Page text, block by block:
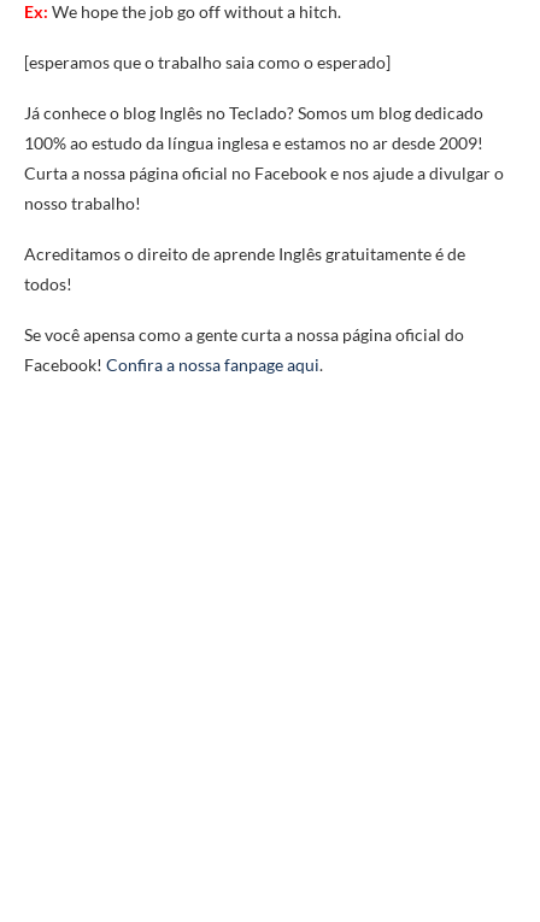
Ex: We hope the job go off without a hitch.
[esperamos que o trabalho saia como o esperado]
Já conhece o blog Inglês no Teclado? Somos um blog dedicado
100% ao estudo da língua inglesa e estamos no ar desde 2009!
Curta a nossa página oficial no Facebook e nos ajude a divulgar o
nosso trabalho!
Acreditamos o direito de aprende Inglês gratuitamente é de
todos!
Se você apensa como a gente curta a nossa página oficial do
Facebook! Confira a nossa fanpage aqui.